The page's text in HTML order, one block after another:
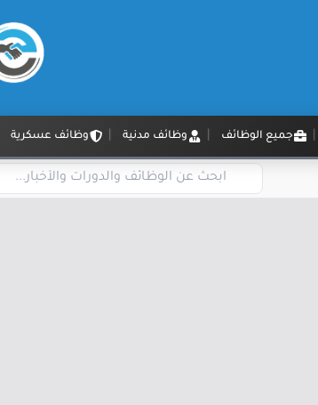
جميع الوظائف وظائف مدنية وظائف عسكرية